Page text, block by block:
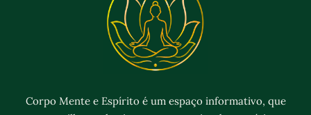
Corpo Mente e Espírito é um espaço informativo, que